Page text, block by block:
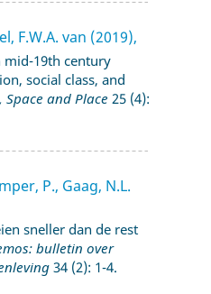
F.W.A. van (2019),
19th century
social class, and
and Place 25 (4):
P., Gaag, N.L.
sneller dan de rest
bulletin over
34 (2): 1-4.